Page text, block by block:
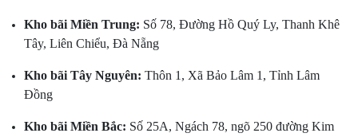
Kho bãi Miền Trung: Số 78, Đường Hồ Quý Ly, Thanh Khê
Tây, Liên Chiểu, Đà Nẵng
Kho bãi Tây Nguyên: Thôn 1, Xã Bảo Lâm 1, Tỉnh Lâm
Đồng
Kho bãi Miền Bắc: Số 25A, Ngách 78, ngõ 250 đường Kim